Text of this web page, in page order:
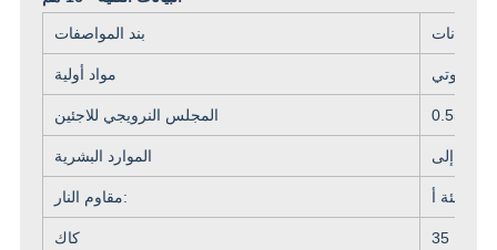
بند المواصفات بيانات
مواد أولية صوتي
المجلس النرويجي للاجئين
الموارد البشرية
مقاوم النار: فئة أ
كاك 35